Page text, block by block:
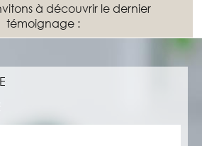
à découvrir le dernier
témoignage :